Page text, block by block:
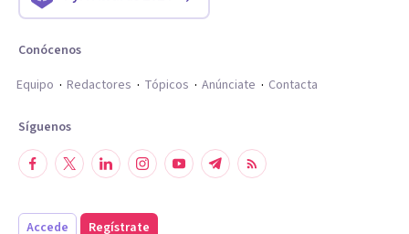
Conócenos
Equipo
Redactores Tópicos Anúnciate Contacta
Síguenos
Accede Regístrate